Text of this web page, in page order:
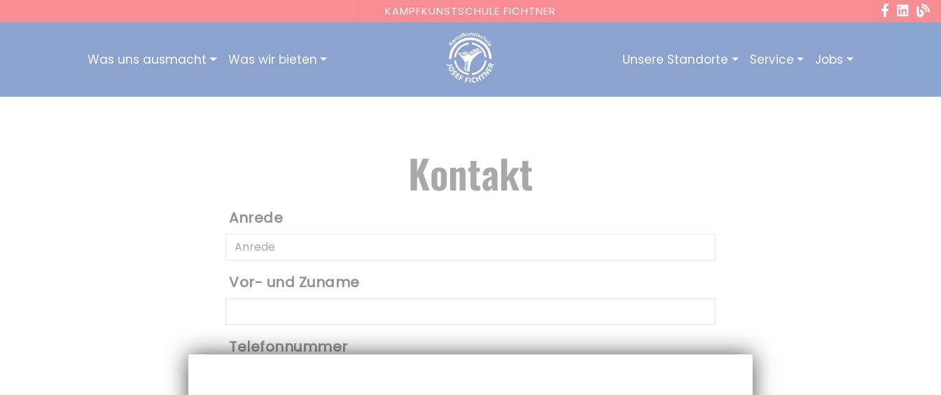
KAMPFKUNSTSCHULE FICHTNER
Was uns ausmacht Was wir bieten Unsere Standorte Service Jobs
Kontakt
Anrede
Vor- und Zuname
Telefonnummer